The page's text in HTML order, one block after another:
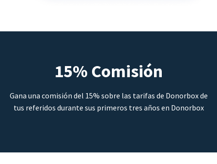
15% Comisión
Gana una comisión del 15% sobre las tarifas de Donorbox de
tus referidos durante sus primeros tres años en Donorbox